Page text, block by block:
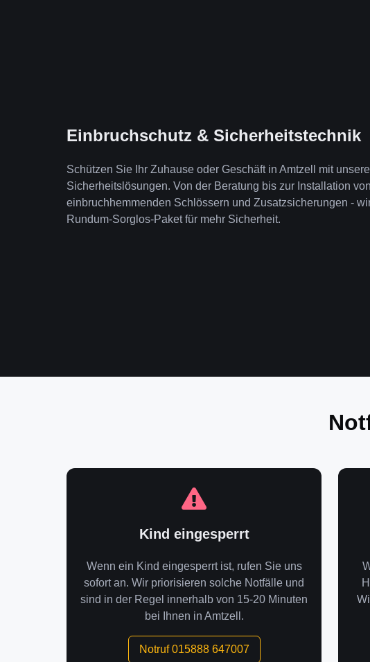
Einbruchschutz & Sicherheitstechnik
Schützen Sie Ihr Zuhause oder Geschäft in Amtzell mit
Sicherheitslösungen. Von der Beratung bis zur Installation von
einbruchhemmenden Schlössern und Zusatzsicherungen -
Rundum-Sorglos-Paket für mehr Sicherheit.
Kind eingesperrt
Wenn ein Kind eingesperrt ist, rufen Sie uns
sofort an. Wir priorisieren solche Notfälle und
sind in der Regel innerhalb von 15-20 Minuten
bei Ihnen in Amtzell.
Notruf 015888 647007